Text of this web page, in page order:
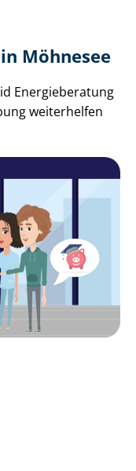
Möhnesee
Energieberatung
weiterhelfen